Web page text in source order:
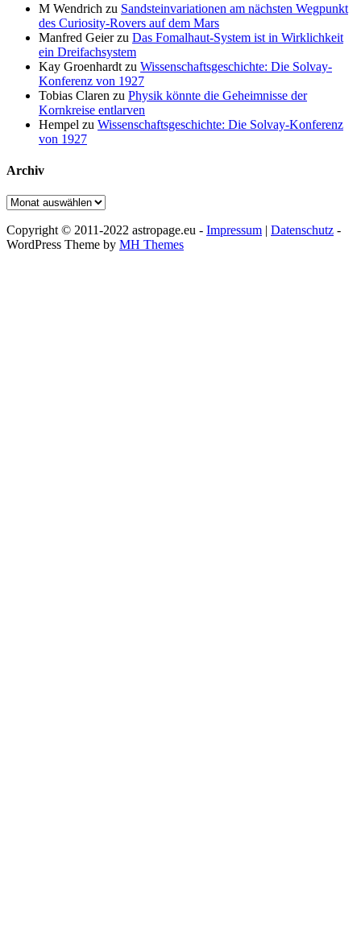
M Wendrich zu Sandsteinvariationen am nächsten Wegpunkt
des Curiosity-Rovers auf dem Mars
Manfred Geierzu Das Fomalhaut-System ist in Wirklichkeit
ein Dreifachsystem
Kay Groenhardt zu Wissenschaftsgeschichte: Die Solvay-
Konferenz von 1927
Tobias Claren zu Physik könnte die Geheimnisse der
Kornkreise entlarven
Hempel zu Wissenschaftsgeschichte: Die Solvay-Konferenz
von 1927
Archiv
Archiv
Copyright © 2011-2022 astropage.eu - Impressum | Datenschutz -
WordPress Theme by MH Themes